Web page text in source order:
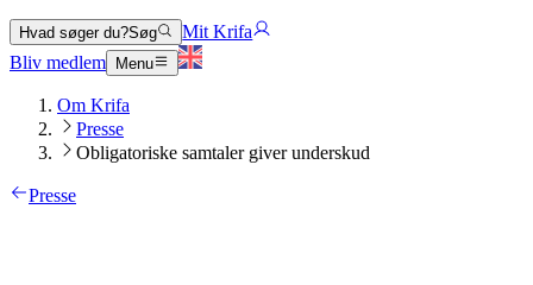
Hvad søger du?Søg
Mit Krifa
Bliv medlem
Menu
Om Krifa
Presse
Obligatoriske samtaler giver underskud
Presse